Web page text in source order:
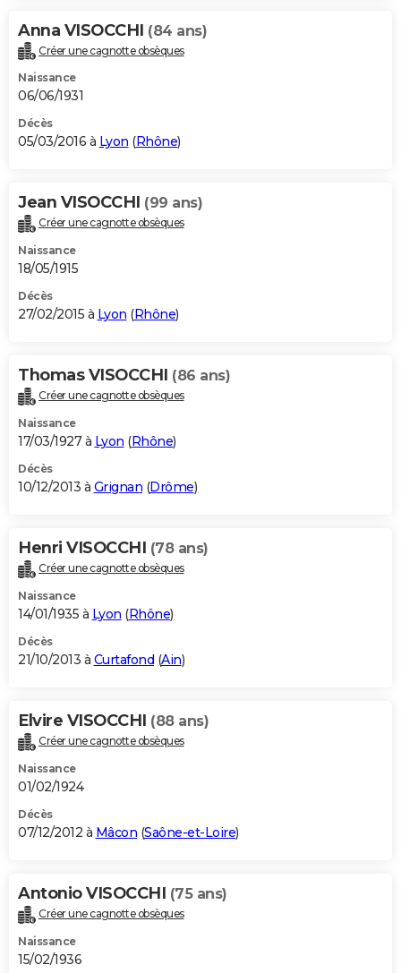
Anna VISOCCHI (84 ans)
Créer une cagnotte obsèques
Naissance
06/06/1931
Décès
05/03/2016 à Lyon (Rhône)
Jean VISOCCHI (99 ans)
Créer une cagnotte obsèques
Naissance
18/05/1915
Décès
27/02/2015 à Lyon (Rhône)
Thomas VISOCCHI (86 ans)
Créer une cagnotte obsèques
Naissance
17/03/1927 à Lyon (Rhône)
Décès
10/12/2013 à Grignan (Drôme)
Henri VISOCCHI (78 ans)
Créer une cagnotte obsèques
Naissance
14/01/1935 à Lyon (Rhône)
Décès
21/10/2013 à Curtafond (Ain)
Elvire VISOCCHI (88 ans)
Créer une cagnotte obsèques
Naissance
01/02/1924
Décès
07/12/2012 à Mâcon (Saône-et-Loire)
Antonio VISOCCHI (75 ans)
Créer une cagnotte obsèques
Naissance
15/02/1936